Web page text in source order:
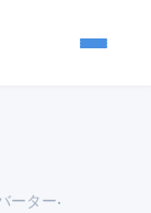
ーター•